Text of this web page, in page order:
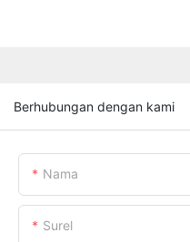
Berhubungan dengan kami
Nama
Surel